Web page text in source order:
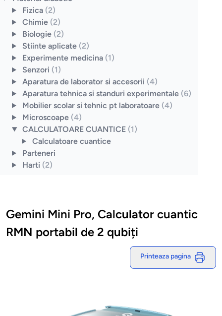
Fizica (2)
Chimie (2)
Biologie (2)
Stiinte aplicate (2)
Experimente medicina (1)
Senzori (1)
Aparatura de laborator si accesorii (4)
Aparatura tehnica si standuri experimentale (6)
Mobilier scolar si tehnic pt laboratoare (4)
Microscoape (4)
CALCULATOARE CUANTICE (1)
Calculatoare cuantice
Parteneri
Harti (2)
Gemini Mini Pro, Calculator cuantic
RMN portabil de 2 qubiți
Printeaza pagina